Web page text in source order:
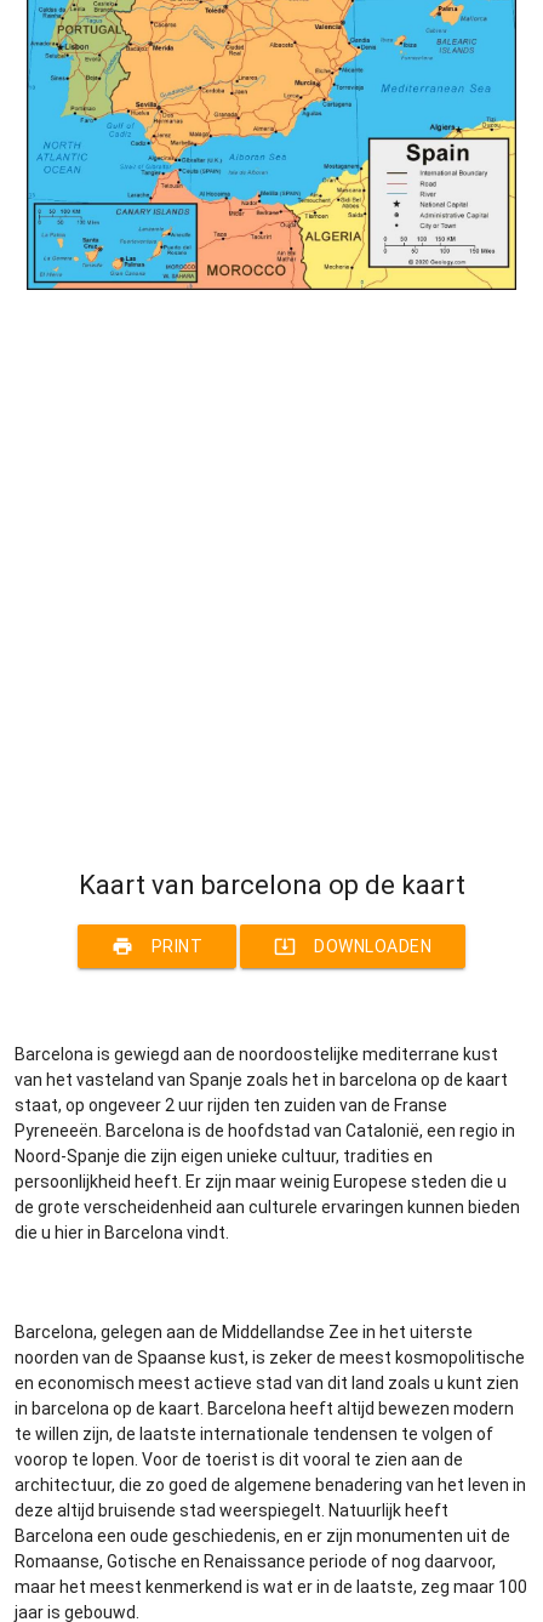
Kaart van barcelona op de kaart
print PRINT system_update_alt DOWNLOADEN
Barcelona is gewiegd aan de noordoostelijke mediterrane kust
van het vasteland van Spanje zoals het in barcelona op de kaart
staat, op ongeveer 2 uur rijden ten zuiden van de Franse
Pyreneeën. Barcelona is de hoofdstad van Catalonië, een regio in
Noord-Spanje die zijn eigen unieke cultuur, tradities en
persoonlijkheid heeft. Er zijn maar weinig Europese steden die u
de grote verscheidenheid aan culturele ervaringen kunnen bieden
die u hier in Barcelona vindt.
Barcelona, gelegen aan de Middellandse Zee in het uiterste
noorden van de Spaanse kust, is zeker de meest kosmopolitische
en economisch meest actieve stad van dit land zoals u kunt zien
in barcelona op de kaart. Barcelona heeft altijd bewezen modern
te willen zijn, de laatste internationale tendensen te volgen of
voorop te lopen. Voor de toerist is dit vooral te zien aan de
architectuur, die zo goed de algemene benadering van het leven in
deze altijd bruisende stad weerspiegelt. Natuurlijk heeft
Barcelona een oude geschiedenis, en er zijn monumenten uit de
Romaanse, Gotische en Renaissance periode of nog daarvoor,
maar het meest kenmerkend is wat er in de laatste, zeg maar 100
jaar is gebouwd.